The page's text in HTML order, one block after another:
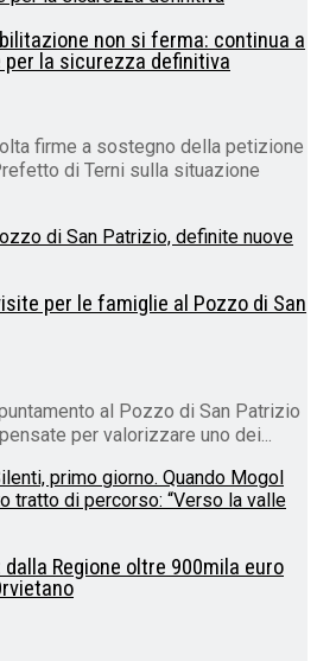
non si ferma: continua a
la sicurezza definitiva
firme a sostegno della petizione
di Terni sulla situazione
per le famiglie al Pozzo di San
al Pozzo di San Patrizio
per valorizzare uno dei...
Regione oltre 900mila euro